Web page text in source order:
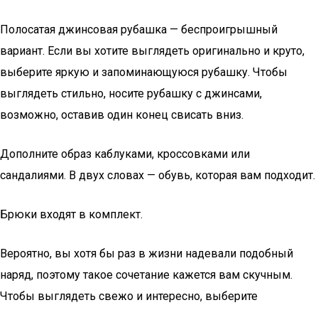
Полосатая джинсовая рубашка — беспроигрышный
вариант. Если вы хотите выглядеть оригинально и круто,
выберите яркую и запоминающуюся рубашку. Чтобы
выглядеть стильно, носите рубашку с джинсами,
возможно, оставив один конец свисать вниз.
Дополните образ каблуками, кроссовками или
сандалиями. В двух словах — обувь, которая вам подходит.
Брюки входят в комплект.
Вероятно, вы хотя бы раз в жизни надевали подобный
наряд, поэтому такое сочетание кажется вам скучным.
Чтобы выглядеть свежо и интересно, выберите